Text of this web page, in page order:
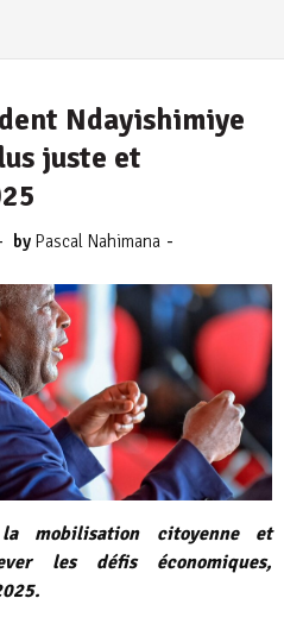
Ndayishimiye
juste et
by Pascal Nahimana -
mobilisation citoyenne et
les défis économiques,